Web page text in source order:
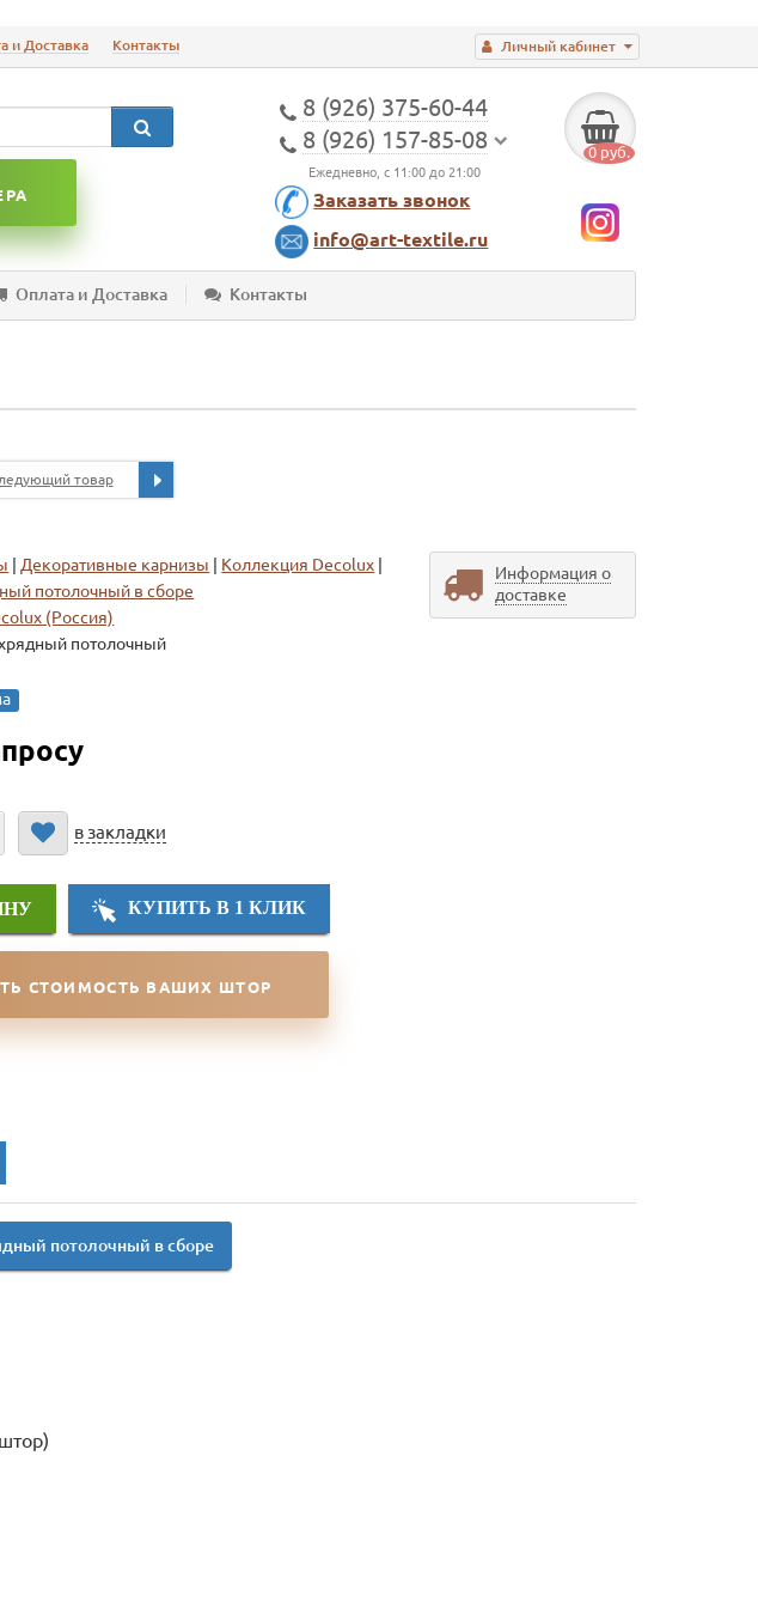
Личный кабинет
и Доставка Контакты
8 (926) 375-60-44
8 (926) 157-85-08
Ежедневно, с 11:00 до 21:00
Заказать звонок
info@art-textile.ru
0 руб.
Оплата и Доставка Контакты
товар
Декоративные карнизы Коллекция Decolux
потолочный в сборе
(Россия)
потолочный
в закладки
КУПИТЬ В 1 КЛИК
СТОИМОСТЬ ВАШИХ ШТОР
Информация о
доставке
потолочный в сборе